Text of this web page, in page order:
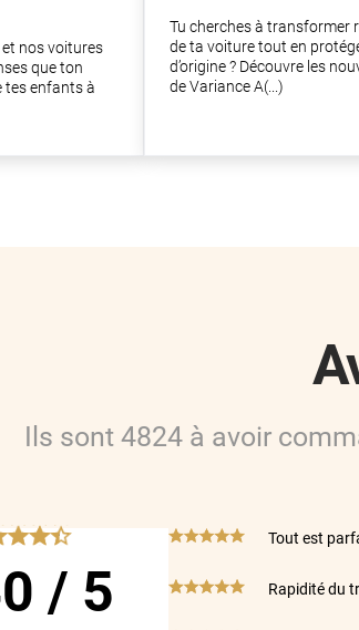
nos voitures
que ton
tes enfants à
Tu cherches à transformer
de ta voiture tout en
d’origine ? Découvre les
de Variance A(...)
Ils sont 4824à avoir
*****
/ 5
*****Tout est
*****Rapidité du